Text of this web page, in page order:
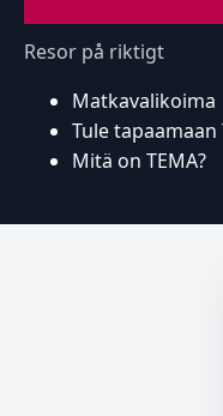
Resor på riktigt
Matkavalikoima
Tule tapaamaan
Mitä on TEMA?